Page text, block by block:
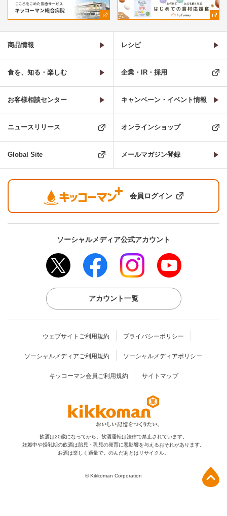
商品情報 レシピ
食を、知る・楽しむ 企業・IR・採用
お客様相談センター キャンペーン・イベント情報
ニュースリリース オンラインショップ
Global Site メールマガジン登録
会員ログイン
ソーシャルメディア公式アカウント
アカウント一覧
ウェブサイトご利用規約 プライバシーポリシー
ソーシャルメディアご利用規約 ソーシャルメディアポリシー
キッコーマン会員ご利用規約 サイトマップ
飲酒は20歳になってから。飲酒運転は法律で禁止されています。
妊娠中や授乳期の飲酒は胎児・乳児の発育に悪影響を与えるおそれがあります。
お酒は楽しく適量で。のんだあとはリサイクル。
© Kikkoman Corporation